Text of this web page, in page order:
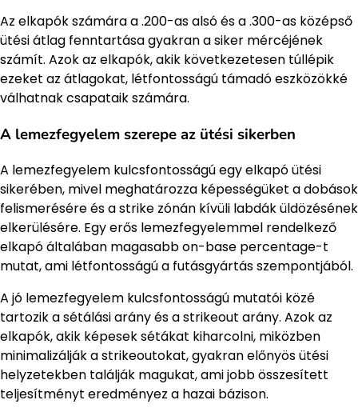
Az elkapók számára a .200-as alsó és a .300-as középső
ütési átlag fenntartása gyakran a siker mércéjének
számít. Azok az elkapók, akik következetesen túllépik
ezeket az átlagokat, létfontosságú támadó eszközökké
válhatnak csapataik számára.
A lemezfegyelem szerepe az ütési sikerben
A lemezfegyelem kulcsfontosságú egy elkapó ütési
sikerében, mivel meghatározza képességüket a dobások
felismerésére és a strike zónán kívüli labdák üldözésének
elkerülésére. Egy erős lemezfegyelemmel rendelkező
elkapó általában magasabb on-base percentage-t
mutat, ami létfontosságú a futásgyártás szempontjából.
A jó lemezfegyelem kulcsfontosságú mutatói közé
tartozik a sétálási arány és a strikeout arány. Azok az
elkapók, akik képesek sétákat kiharcolni, miközben
minimalizálják a strikeoutokat, gyakran előnyös ütési
helyzetekben találják magukat, ami jobb összesített
teljesítményt eredményez a hazai bázison.